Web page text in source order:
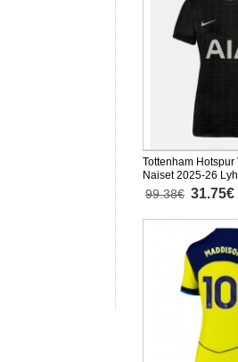
Tottenham
Naiset 2025-26
99.38€ 31.75€